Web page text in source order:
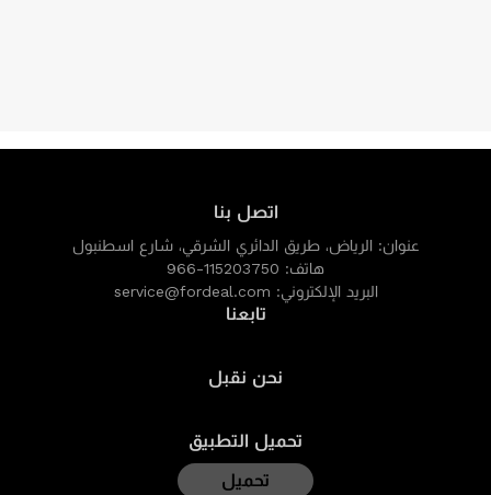
اتصل بنا
عنوان: الرياض، طريق الدائري الشرقي، شارع اسطنبول
هاتف: 966-115203750
البريد الإلكتروني: service@fordeal.com
تابعنا
نحن نقبل
تحميل التطبيق
تحميل